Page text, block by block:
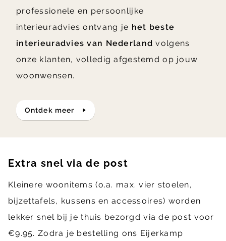
professionele en persoonlijke
interieuradvies ontvang je het beste
interieuradvies van Nederland volgens
onze klanten, volledig afgestemd op jouw
woonwensen.
ontdek meer
Extra snel via de post
Kleinere woonitems (o.a. max. vier stoelen,
bijzettafels, kussens en accessoires) worden
lekker snel bij je thuis bezorgd via de post voor
€9.95. Zodra je bestelling ons Eijerkamp